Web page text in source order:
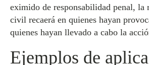
eximido de responsabilidad penal, la
civil recaerá en quienes hayan
quienes hayan llevado a cabo la
Ejemplos de